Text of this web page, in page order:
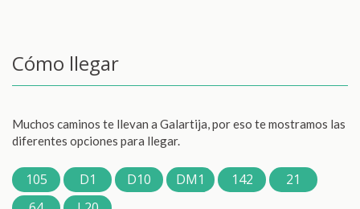
Cómo llegar
Muchos caminos te llevan a Galartija, por eso te mostramos las
diferentes opciones para llegar.
105 D1 D10 DM1 142
21